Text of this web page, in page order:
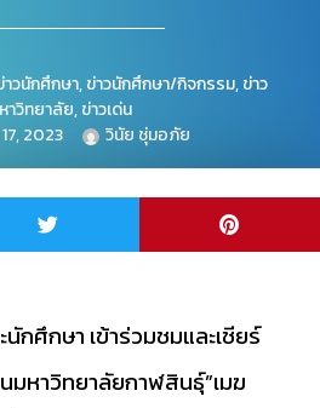
าวนักศึกษา,ข่าวนักศึกษา/กิจกรรม,ข่าว
าวิทยาลัย,ข่าวเด่น
2023
วินัย ชุ่มอภัย
ศึกษา เข้าร่วมชมและเชียร์
มหาวิทยาลัยกาฬสินธุ์”เมฆ